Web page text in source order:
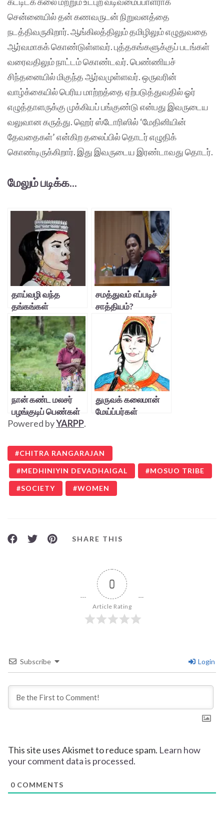
சென்னையில் தன் கணவருடன் நிறுவனத்தை
நடத்திவருகிறார். ஆங்கிலத்திலும் தமிழிலும் எழுதுவதை
ஆர்வமாகக் கொண்டுள்ளவர். புத்தகங்களுக்குப் படங்கள்
வரைவதிலும் நாட்டம் கொண்டவர். பெண்ணியச்
சிந்தனையில் மிகுந்த ஆர்வமுள்ளவர். ஒருவரின்
வாழ்க்கையில் பெரிய மாற்றத்தை ஏற்படுத்துவதில் ஓர்
எழுத்தாளருக்கு முக்கியப் பங்குண்டு என்பது இவருடைய
வலுவான கருத்து. ஹெர் ஸ்டோரிஸில் ‘மேதினியின்
தேவதைகள்’ என்கிற தலைப்பில் தொடர் எழுதிக்
கொண்டிருக்கிறார். இது இவருடைய இரண்டாவது தொடர்.
மேலும் படிக்க...
தாய்வழி வந்த
தங்கங்கள்
சமத்துவம் எப்படிச்
சாத்தியம்?
நான் கண்ட மலசர்
பழங்குடிப் பெண்கள்
துருவக் கலைமான்
மேய்ப்பர்கள்
Powered byYARPP.
CHITRA RANGARAJAN
MEDHINIYIN DEVADHAIGAL MOSUO TRIBE
SOCIETY WOMEN
SHARE THIS
0
Article Rating
Subscribe Login
This site uses Akismet to reduce spam. Learn how
your comment data is processed.
0 COMMENTS